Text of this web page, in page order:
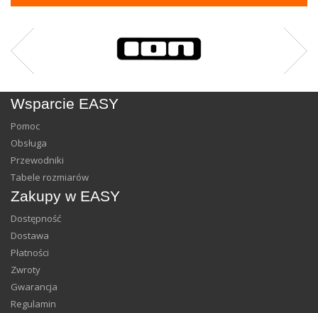
Wsparcie EASY
Pomoc
Obsługa
Przewodniki
Tabele rozmiarów
Zakupy w EASY
Dostępność
Dostawa
Płatności
Zwroty
Gwarancja
Regulamin